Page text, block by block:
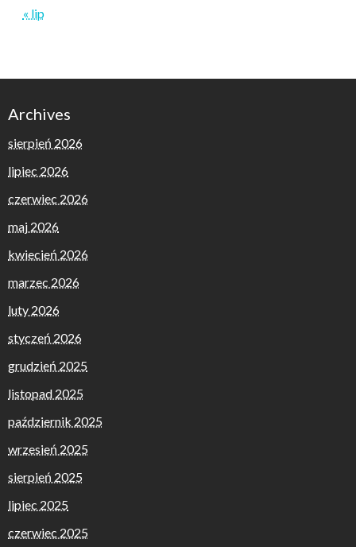
« lip
Archives
sierpień 2026
lipiec 2026
czerwiec 2026
maj 2026
kwiecień 2026
marzec 2026
luty 2026
styczeń 2026
grudzień 2025
listopad 2025
październik 2025
wrzesień 2025
sierpień 2025
lipiec 2025
czerwiec 2025